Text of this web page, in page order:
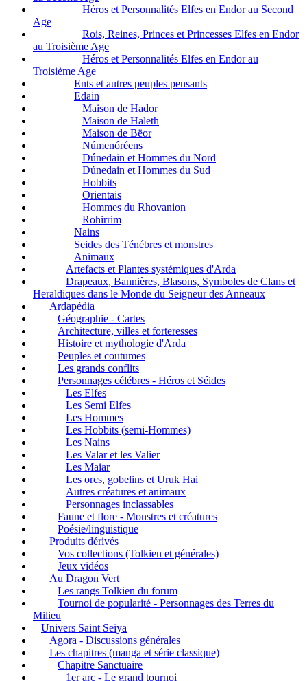
Héros et Personnalités Elfes en Endor au Second
Age
Rois, Reines, Princes et Princesses Elfes en Endor
au Troisième Age
Héros et Personnalités Elfes en Endor au
Troisième Age
Ents et autres peuples pensants
Edain
Maison de Hador
Maison de Haleth
Maison de Bëor
Númenóréens
Dúnedain et Hommes du Nord
Dúnedain et Hommes du Sud
Hobbits
Orientais
Hommes du Rhovanion
Rohirrim
Nains
Seides des Ténébres et monstres
Animaux
Artefacts et Plantes systémiques d'Arda
Drapeaux, Bannières, Blasons, Symboles de Clans et
Heraldiques dans le Monde du Seigneur des Anneaux
Ardapédia
Géographie - Cartes
Architecture, villes et forteresses
Histoire et mythologie d'Arda
Peuples et coutumes
Les grands conflits
Personnages célébres - Héros et Séides
Les Elfes
Les Semi Elfes
Les Hommes
Les Hobbits (semi-Hommes)
Les Nains
Les Valar et les Valier
Les Maiar
Les orcs, gobelins et Uruk Hai
Autres créatures et animaux
Personnages inclassables
Faune et flore - Monstres et créatures
Poésie/linguistique
Produits dérivés
Vos collections (Tolkien et générales)
Jeux vidéos
Au Dragon Vert
Les rangs Tolkien du forum
Tournoi de popularité - Personnages des Terres du
Milieu
Univers Saint Seiya
Agora - Discussions générales
Les chapitres (manga et série classique)
Chapitre Sanctuaire
1er arc - Le grand tournoi